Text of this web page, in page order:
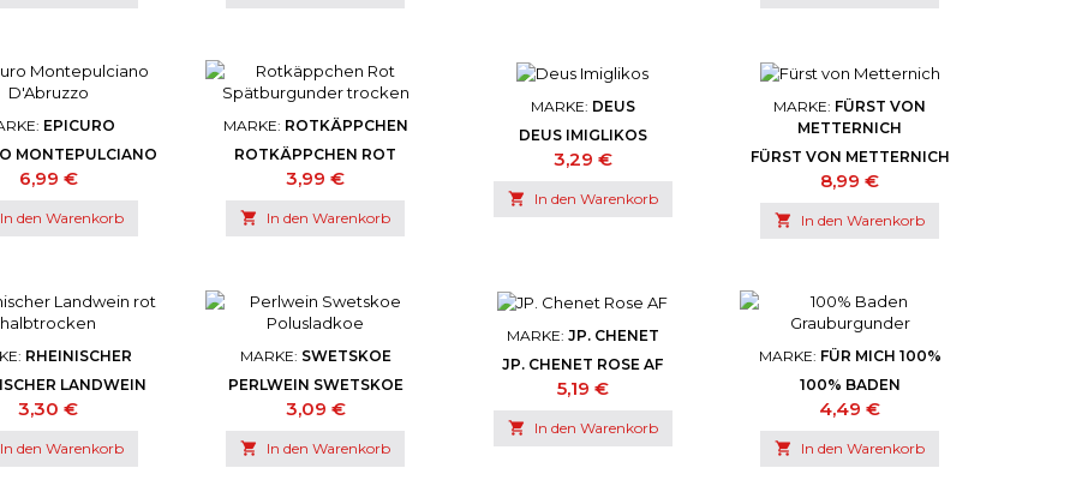
EPICURO
MONTEPULCIANO
D'ABRUZZO
Preis
6,99 €
In den Warenkorb
MARKE: ROTKÄPPCHEN
ROTKÄPPCHEN ROT
SPÄTBURGUNDER
TROCKEN
Preis
3,99 €
 In den Warenkorb
MARKE: DEUS
DEUS IMIGLIKOS
Preis
3,29 €
 In den Warenkorb
MARKE: FÜRST VON
METTERNICH
FÜRST VON METTERNICH
Preis
8,99 €
 In den Warenkorb
RHEINISCHER
LANDWEIN
HALBTROCKEN
Preis
3,30 €
In den Warenkorb
MARKE: SWETSKOE
PERLWEIN SWETSKOE
POLUSLADKOE
Preis
3,09 €
 In den Warenkorb
MARKE: JP. CHENET
JP. CHENET ROSE AF
Preis
5,19 €
 In den Warenkorb
MARKE: FÜR MICH 100%
100% BADEN
GRAUBURGUNDER
Preis
4,49 €
 In den Warenkorb